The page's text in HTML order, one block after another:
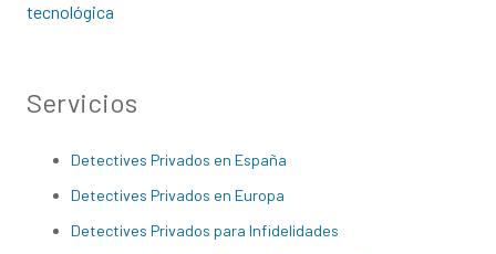
tecnológica
Servicios
Detectives Privados en España
Detectives Privados en Europa
Detectives Privados para Infidelidades